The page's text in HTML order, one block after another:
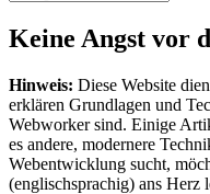
Keine Angst vor
Hinweis: Diese Website
erklären Grundlagen und
Webworker sind. Einige
es andere, modernere
Webentwicklung sucht,
(englischsprachig) ans Herz